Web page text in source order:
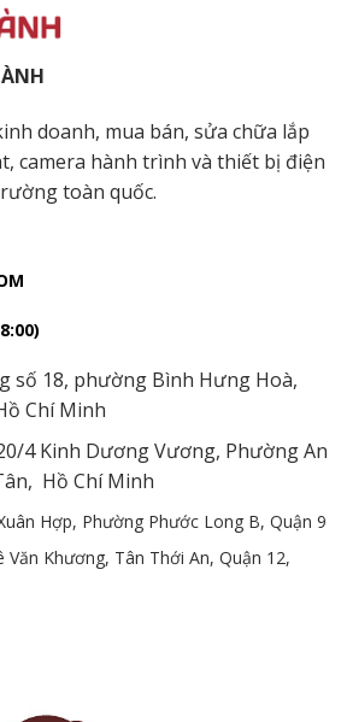
doanh, mua bán, sửa chữa lắp
camera hành trình và thiết bị điện
toàn quốc.
số 18, phường Bình Hưng Hoà,
Chí Minh
4 Kinh Dương Vương, Phường An
Hồ Chí Minh
Hợp, Phường Phước Long B, Quận 9
Văn Khương, Tân Thới An, Quận 12,